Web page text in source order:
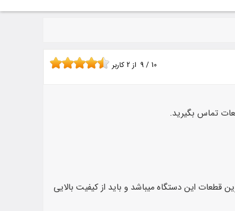
9 / 10 از 2 کاربر
تماس بگیرید.
قطعات این دستگاه میباشد و باید از کیفیت بالایی